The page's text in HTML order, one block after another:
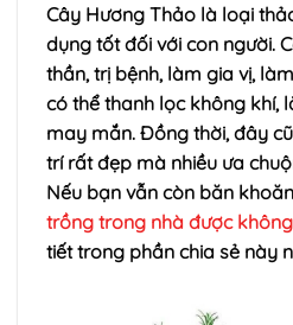
Cây Hương Thảo là loại
dụng tốt đối với con người.
thần, trị bệnh, làm gia vị,
có thể thanh lọc không khí,
may mắn. Đồng thời, đây
trí rất đẹp mà nhiều ưa
Nếu bạn vẫn còn băn khoăn
trồng trong nhà được không
tiết trong phần chia sẻ này